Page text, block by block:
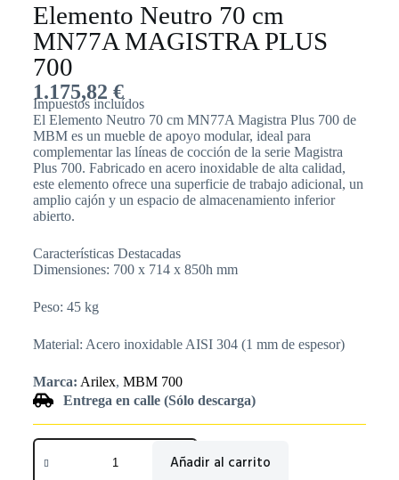
Elemento Neutro 70 cm
MN77A MAGISTRA PLUS
700
1.175,82 €
Impuestos incluídos
El Elemento Neutro 70 cm MN77A Magistra Plus 700 de
MBM es un mueble de apoyo modular, ideal para
complementar las líneas de cocción de la serie Magistra
Plus 700. Fabricado en acero inoxidable de alta calidad,
este elemento ofrece una superficie de trabajo adicional, un
amplio cajón y un espacio de almacenamiento inferior
abierto.
Características Destacadas
Dimensiones: 700 x 714 x 850h mm
Peso: 45 kg
Material: Acero inoxidable AISI 304 (1 mm de espesor)
Marca: Arilex, MBM 700
Entrega en calle (Sólo descarga)
Añadir al carrito